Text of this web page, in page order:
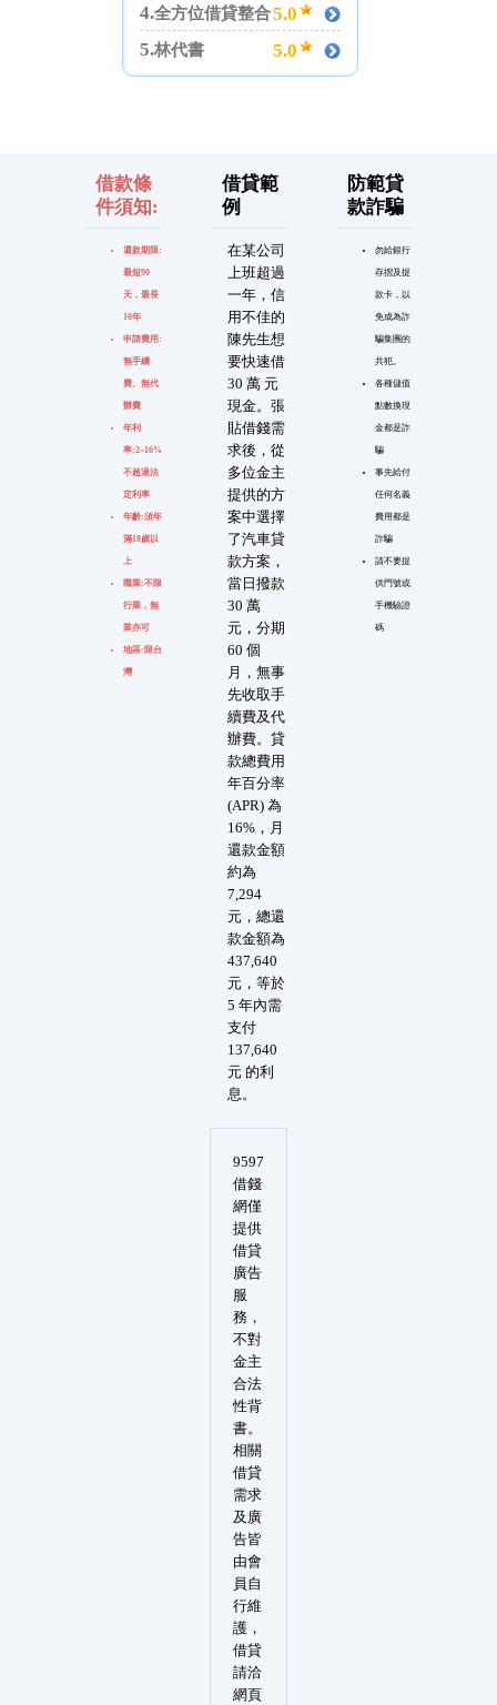
4.全方位借貸整合5.0
5.林代書 5.0
借款條
件須知:
還款期限:
最短90
天，最長
10年
申請費用:
無手續
費、無代
辦費
年利
率:2~16%
不超過法
定利率
年齡:須年
滿18歲以
上
職業:不限
行業，無
業亦可
地區:限台
灣
借貸範
例
在某公司
上班超過
一年，信
用不佳的
陳先生想
要快速借
30 萬 元
現金。張
貼借錢需
求後，從
多位金主
提供的方
案中選擇
了汽車貸
款方案，
當日撥款
30 萬
元，分期
60 個
月，無事
先收取手
續費及代
辦費。貸
款總費用
年百分率
(APR) 為
16%，月
還款金額
約為
7,294
元，總還
款金額為
437,640
元，等於
5 年內需
支付
137,640
元 的利
息。
防範貸
款詐騙
勿給銀行
存摺及提
款卡，以
免成為詐
騙集團的
共犯。
各種儲值
點數換現
金都是詐
騙
事先給付
任何名義
費用都是
詐騙
請不要提
供門號或
手機驗證
碼
9597
借錢
網僅
提供
借貸
廣告
服
務，
不對
金主
合法
性背
書。
相關
借貸
需求
及廣
告皆
由會
員自
行維
護，
借貸
請洽
網頁